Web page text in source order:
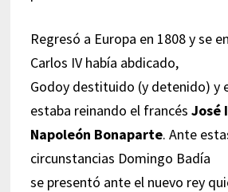
Regresó a Europa en 1808 y se
Carlos IV había abdicado,
Godoy destituido (y detenido) y
estaba reinando el francés José I
Napoleón Bonaparte. Ante
circunstancias Domingo Badía
se presentó ante el nuevo rey